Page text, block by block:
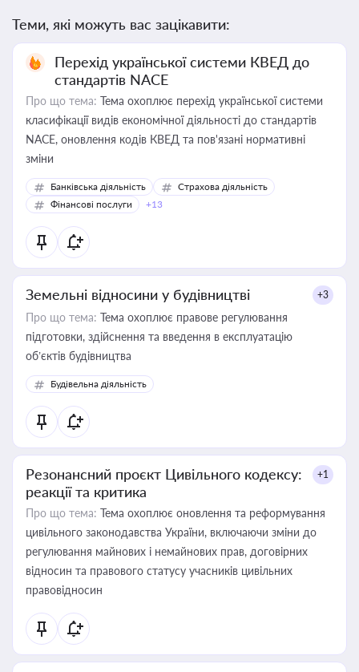
Теми, які можуть вас зацікавити:
Перехід української системи КВЕД до
стандартів NACE
Про що тема: Тема охоплює перехід української системи
класифікації видів економічної діяльності до стандартів
NACE, оновлення кодів КВЕД та пов'язані нормативні
зміни
Банківська діяльність
Страхова діяльність
Фінансові послуги
+13
Земельні відносини у будівництві +3
Про що тема: Тема охоплює правове регулювання
підготовки, здійснення та введення в експлуатацію
об’єктів будівництва
Будівельна діяльність
Резонансний проєкт Цивільного кодексу:
реакції та критика
+1
Про що тема: Тема охоплює оновлення та реформування
цивільного законодавства України, включаючи зміни до
регулювання майнових і немайнових прав, договірних
відносин та правового статусу учасників цивільних
правовідносин